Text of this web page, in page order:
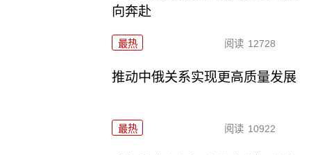
向奔赴
最热 阅读 12728
推动中俄关系实现更高质量发展
最热 阅读 10922